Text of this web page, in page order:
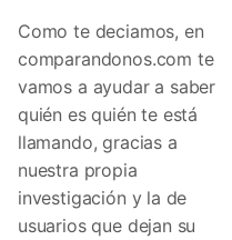
Como te deciamos, en
comparandonos.com te
vamos a ayudar a saber
quién es quién te está
llamando, gracias a
nuestra propia
investigación y la de
usuarios que dejan su